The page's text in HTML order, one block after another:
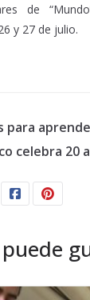
de
y 27 de julio.
para
celebra 20